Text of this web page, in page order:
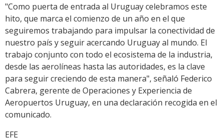
"Como puerta de entrada al Uruguay celebramos este
hito, que marca el comienzo de un año en el que
seguiremos trabajando para impulsar la conectividad de
nuestro país y seguir acercando Uruguay al mundo. El
trabajo conjunto con todo el ecosistema de la industria,
desde las aerolíneas hasta las autoridades, es la clave
para seguir creciendo de esta manera", señaló Federico
Cabrera, gerente de Operaciones y Experiencia de
Aeropuertos Uruguay, en una declaración recogida en el
comunicado.
EFE